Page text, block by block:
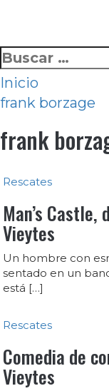
Ir
al
contenido
Buscar:
Inicio
frank borzage
frank
Rescates
Man’s
Vieytes
Un hombre con
sentado en un
está […]
Rescates
Comedia de
Vieytes